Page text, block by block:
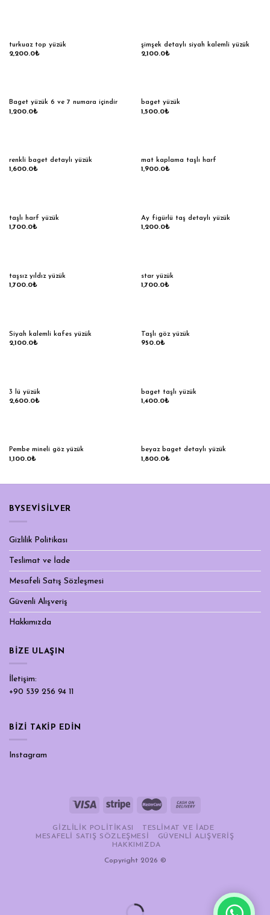
turkuaz top yüzük
2,200.0₺
şimşek detaylı siyah kalemli yüzük
2,100.0₺
Baget yüzük 6 ve 7 numara içindir
1,200.0₺
baget yüzük
1,500.0₺
renkli baget detaylı yüzük
1,600.0₺
mat kaplama taşlı harf
1,900.0₺
taşlı harf yüzük
1,700.0₺
Ay figürlü taş detaylı yüzük
1,200.0₺
taşsız yıldız yüzük
1,700.0₺
star yüzük
1,700.0₺
Siyah kalemli kafes yüzük
2,100.0₺
Taşlı göz yüzük
950.0₺
3 lü yüzük
2,600.0₺
baget taşlı yüzük
1,400.0₺
Pembe mineli göz yüzük
1,100.0₺
beyaz baget detaylı yüzük
1,800.0₺
BYSEVİSİLVER
Gizlilik Politikası
Teslimat ve İade
Mesafeli Satış Sözleşmesi
Güvenli Alışveriş
Hakkımızda
BIZE ULAŞIN
İletişim:
+90 539 256 94 11
BİZİ TAKİP EDİN
Instagram
GIZLILIK POLITIKASI
TESLIMAT VE İADE
MESAFELI SATIŞ SÖZLEŞMESI
GÜVENLI ALIŞVERIŞ
HAKKIMIZDA
Copyright 2026 ©